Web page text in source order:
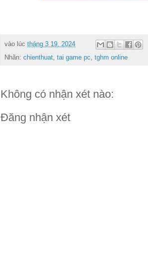
vào lúc tháng 3 19, 2024
Nhãn: chienthuat, tai game pc, tghm online
Không có nhận xét nào:
Đăng nhận xét